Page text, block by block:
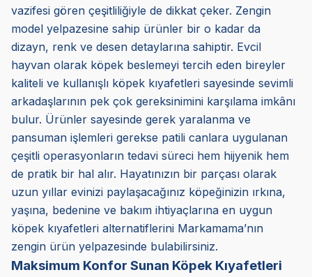
vazifesi gören çeşitliliğiyle de dikkat çeker. Zengin
model yelpazesine sahip ürünler bir o kadar da
dizayn, renk ve desen detaylarına sahiptir. Evcil
hayvan olarak köpek beslemeyi tercih eden bireyler
kaliteli ve kullanışlı köpek kıyafetleri sayesinde sevimli
arkadaşlarının pek çok gereksinimini karşılama imkânı
bulur. Ürünler sayesinde gerek yaralanma ve
pansuman işlemleri gerekse patili canlara uygulanan
çeşitli operasyonların tedavi süreci hem hijyenik hem
de pratik bir hal alır. Hayatınızın bir parçası olarak
uzun yıllar evinizi paylaşacağınız köpeğinizin ırkına,
yaşına, bedenine ve bakım ihtiyaçlarına en uygun
köpek kıyafetleri alternatiflerini Markamama’nın
zengin ürün yelpazesinde bulabilirsiniz.
Maksimum Konfor Sunan Köpek Kıyafetleri